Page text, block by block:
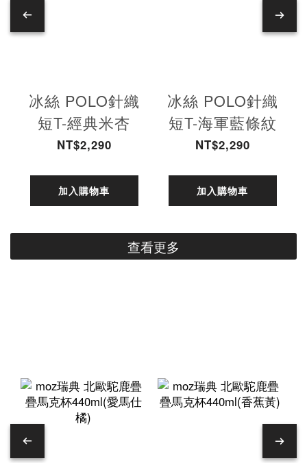
冰絲 POLO針織
短T-經典米杏
NT$2,290
加入購物車
冰絲 POLO針織
短T-海軍藍條紋
NT$2,290
加入購物車
查看更多